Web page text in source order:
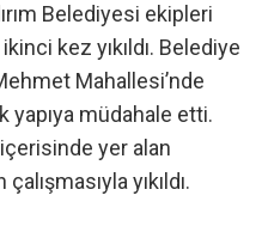
Belediyesi ekipleri
kez yıkıldı. Belediye
Mahallesi’nde
yapıya müdahale etti.
içerisinde yer alan
yıkıldı.